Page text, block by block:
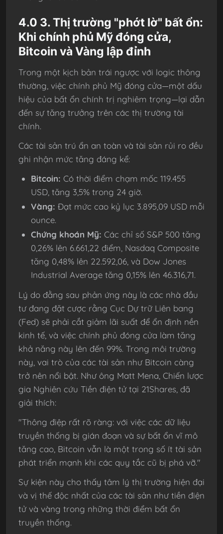
4.0 3. Thị trường "phớt lờ" bất ổn:
Khi chính phủ Mỹ đóng cửa,
Bitcoin và Vàng lập đỉnh
Trong một kịch bản trái ngược với logic thông
thường, việc chính phủ Mỹ đóng cửa—một dấu
hiệu của bất ổn chính trị nghiêm trọng—lại dẫn
đến sự tăng trưởng trên các thị trường tài
chính.
Các tài sản trú ẩn an toàn và tài sản rủi ro đều
ghi nhận mức tăng đáng kể:
Bitcoin: Có thời điểm chạm mốc 119.455
USD, tăng 3,5% trong 24 giờ.
Vàng: Đạt mức cao kỷ lục 3.895,09 USD mỗi
ounce.
Chứng khoán Mỹ: Các chỉ số S&P 500 tăng
0,26% lên 6.661,22 điểm, Nasdaq Composite
tăng 0,48% lên 22.592,06, và Dow Jones
Industrial Average tăng 0,15% lên 46.316,71.
Lý do đằng sau phản ứng này là các nhà đầu
tư đang đặt cược rằng Cục Dự trữ Liên bang
(Fed) sẽ phải cắt giảm lãi suất để ổn định nền
kinh tế, và việc chính phủ đóng cửa làm tăng
khả năng này lên đến 99%. Trong môi trường
này, vai trò của các tài sản như Bitcoin càng
trở nên nổi bật. Như ông Matt Mena, Chiến lược
gia Nghiên cứu Tiền điện tử tại 21Shares, đã
giải thích:
"Thông điệp rất rõ ràng: với việc các dữ liệu
truyền thống bị gián đoạn và sự bất ổn vĩ mô
tăng cao, Bitcoin vẫn là một trong số ít tài sản
phát triển mạnh khi các quy tắc cũ bị phá vỡ."
Sự kiện này cho thấy tâm lý thị trường hiện đại
và vị thế độc nhất của các tài sản như tiền điện
tử và vàng trong những thời điểm bất ổn
truyền thống.